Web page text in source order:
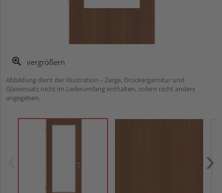
vergrößern
Abbildung dient der Illustration – Zarge, Drückergarnitur und
Glaseinsatz nicht im Lieferumfang enthalten, sofern nicht anders
angegeben.